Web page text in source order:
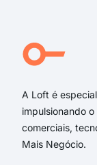
A Loft é
impulsionando
comerciais,
Mais Negócio.